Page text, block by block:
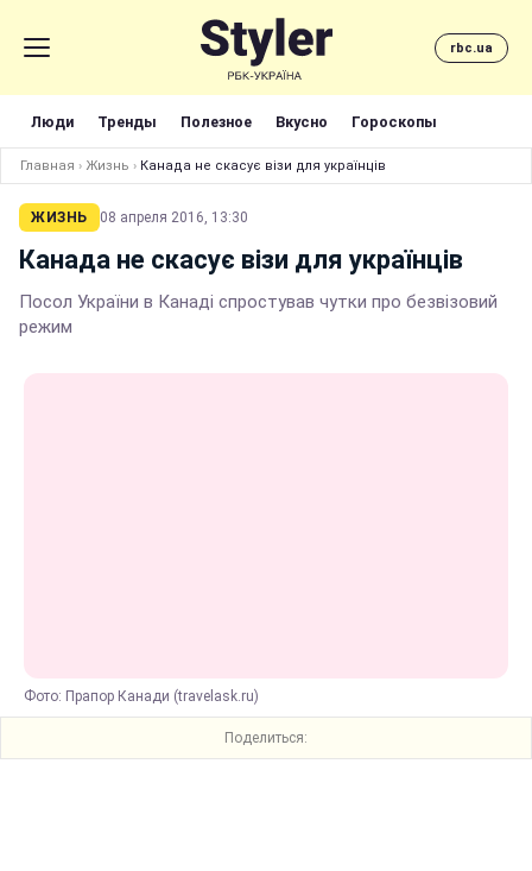
rbc.ua
Люди Тренды Полезное Вкусно Гороскопы
Главная › Жизнь › Канада не скасує візи для українців
ЖИЗНЬ 08 апреля 2016, 13:30
Канада не скасує візи для українців
Посол України в Канаді спростував чутки про безвізовий
режим
Фото: Прапор Канади (travelask.ru)
Поделиться: